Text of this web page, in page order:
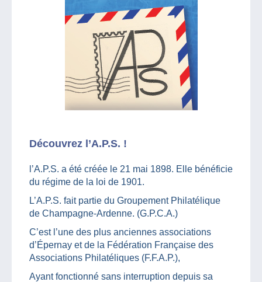
Découvrez l’A.P.S. !
l’A.P.S. a été créée le 21 mai 1898. Elle bénéficie
du régime de la loi de 1901.
L’A.P.S. fait partie du Groupement Philatélique
de Champagne-Ardenne. (G.P.C.A.)
C’est l’une des plus anciennes associations
d’Épernay et de la Fédération Française des
Associations Philatéliques (F.F.A.P.),
Ayant fonctionné sans interruption depuis sa